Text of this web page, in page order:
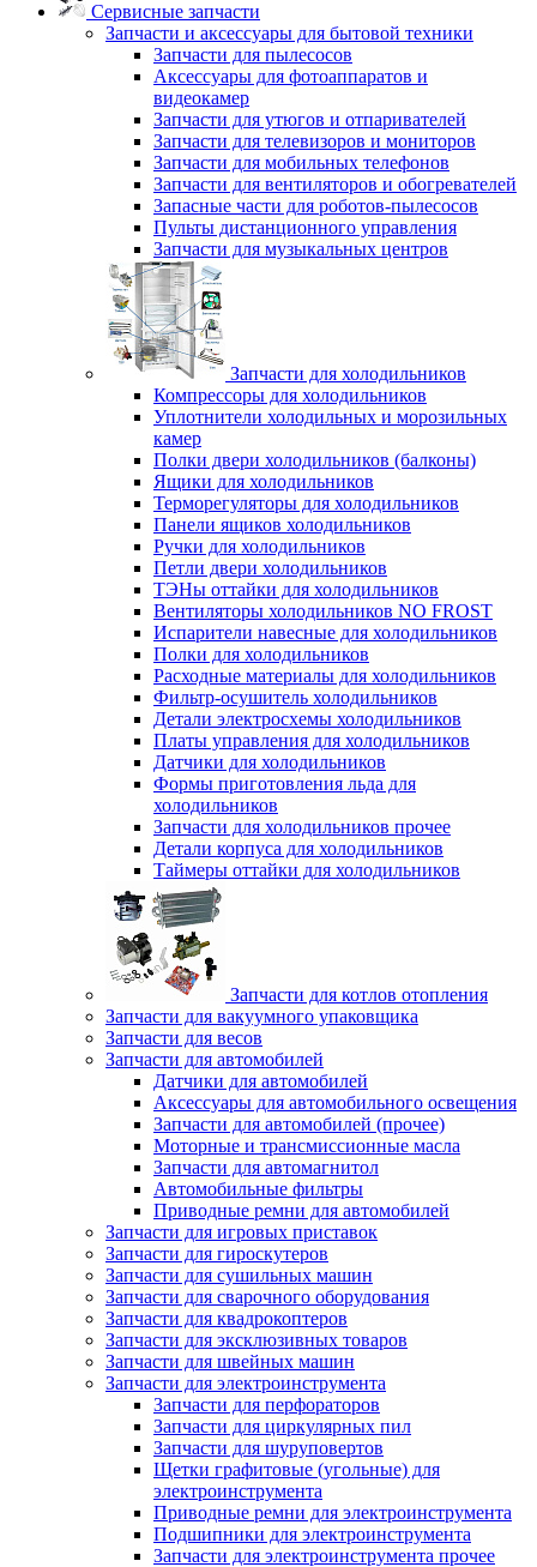
Сервисные запчасти
Запчасти и аксессуары для бытовой техники
Запчасти для пылесосов
Аксессуары для фотоаппаратов и
видеокамер
Запчасти для утюгов и отпаривателей
Запчасти для телевизоров и мониторов
Запчасти для мобильных телефонов
Запчасти для вентиляторов и обогревателей
Запасные части для роботов-пылесосов
Пульты дистанционного управления
Запчасти для музыкальных центров
Запчасти для холодильников
Компрессоры для холодильников
Уплотнители холодильных и морозильных
камер
Полки двери холодильников (балконы)
Ящики для холодильников
Терморегуляторы для холодильников
Панели ящиков холодильников
Ручки для холодильников
Петли двери холодильников
ТЭНы оттайки для холодильников
Вентиляторы холодильников NO FROST
Испарители навесные для холодильников
Полки для холодильников
Расходные материалы для холодильников
Фильтр-осушитель холодильников
Детали электросхемы холодильников
Платы управления для холодильников
Датчики для холодильников
Формы приготовления льда для
холодильников
Запчасти для холодильников прочее
Детали корпуса для холодильников
Таймеры оттайки для холодильников
Запчасти для котлов отопления
Запчасти для вакуумного упаковщика
Запчасти для весов
Запчасти для автомобилей
Датчики для автомобилей
Аксессуары для автомобильного освещения
Запчасти для автомобилей (прочее)
Моторные и трансмиссионные масла
Запчасти для автомагнитол
Автомобильные фильтры
Приводные ремни для автомобилей
Запчасти для игровых приставок
Запчасти для гироскутеров
Запчасти для сушильных машин
Запчасти для сварочного оборудования
Запчасти для квадрокоптеров
Запчасти для эксклюзивных товаров
Запчасти для швейных машин
Запчасти для электроинструмента
Запчасти для перфораторов
Запчасти для циркулярных пил
Запчасти для шуруповертов
Щетки графитовые (угольные) для
электроинструмента
Приводные ремни для электроинструмента
Подшипники для электроинструмента
Запчасти для электроинструмента прочее